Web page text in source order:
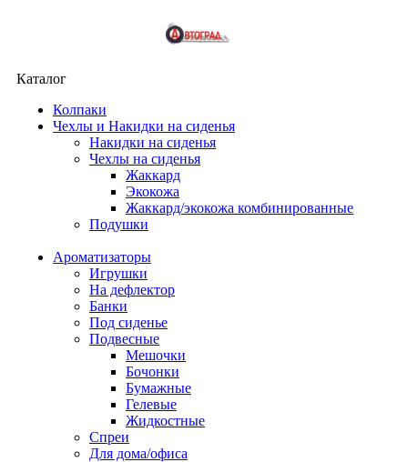
Каталог
Колпаки
Чехлы и Накидки на сиденья
Накидки на сиденья
Чехлы на сиденья
Жаккард
Экокожа
Жаккард/экокожа комбинированные
Подушки
Ароматизаторы
Игрушки
На дефлектор
Банки
Под сиденье
Подвесные
Мешочки
Бочонки
Бумажные
Гелевые
Жидкостные
Спреи
Для дома/офиса